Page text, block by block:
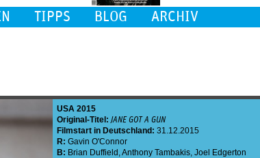
TIPPS BLOG ARCHIV
USA 2015
Original-Titel: JANE GOT A GUN
Filmstart in Deutschland: 31.12.2015
R: Gavin O'Connor
B: Brian Duffield ,Anthony Tambakis, Joel Edgerton